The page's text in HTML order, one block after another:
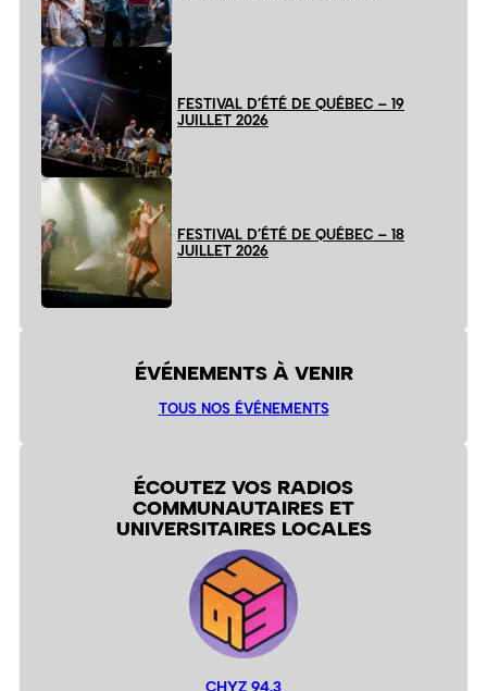
FESTIVAL D’ÉTÉ DE QUÉBEC – 19
JUILLET 2026
FESTIVAL D’ÉTÉ DE QUÉBEC – 18
JUILLET 2026
ÉVÉNEMENTS À VENIR
TOUS NOS ÉVÉNEMENTS
ÉCOUTEZ VOS RADIOS
COMMUNAUTAIRES ET
UNIVERSITAIRES LOCALES
CHYZ 94,3